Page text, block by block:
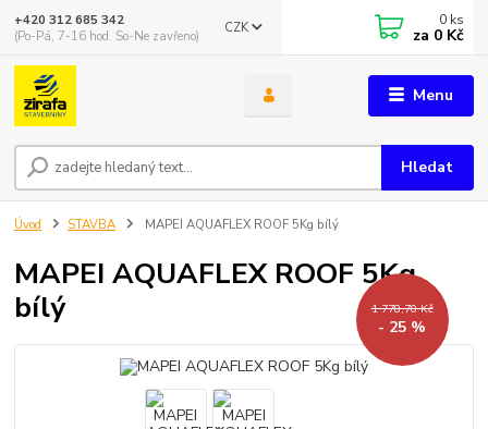
Menu
CZK
Hledat
+420 312 685 342
(Po-Pá, 7-16 hod. So-Ne zavřeno)
0 ks
za 0 Kč
Úvod STAVBA MAPEI AQUAFLEX ROOF 5Kg bílý
MAPEI AQUAFLEX ROOF 5Kg
bílý
1 778,70 Kč
- 25 %